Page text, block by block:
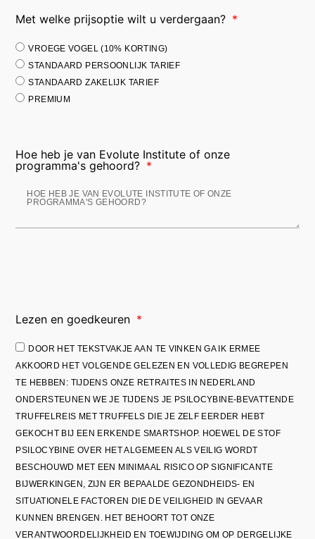
Met welke prijsoptie wilt u verdergaan?
VROEGE VOGEL (10% KORTING)
STANDAARD PERSOONLIJK TARIEF
STANDAARD ZAKELIJK TARIEF
PREMIUM
Hoe heb je van Evolute Institute of onze
programma's gehoord?
Lezen en goedkeuren
DOOR HET TEKSTVAKJE AAN TE VINKEN GA IK ERMEE
AKKOORD HET VOLGENDE GELEZEN EN VOLLEDIG BEGREPEN
TE HEBBEN: TIJDENS ONZE RETRAITES IN NEDERLAND
ONDERSTEUNEN WE JE TIJDENS JE PSILOCYBINE-BEVATTENDE
TRUFFELREIS MET TRUFFELS DIE JE ZELF EERDER HEBT
GEKOCHT BIJ EEN ERKENDE SMARTSHOP. HOEWEL DE STOF
PSILOCYBINE OVER HET ALGEMEEN ALS VEILIG WORDT
BESCHOUWD MET EEN MINIMAAL RISICO OP SIGNIFICANTE
BIJWERKINGEN, ZIJN ER BEPAALDE GEZONDHEIDS- EN
SITUATIONELE FACTOREN DIE DE VEILIGHEID IN GEVAAR
KUNNEN BRENGEN. HET BEHOORT TOT ONZE
VERANTWOORDELIJKHEID EN TOEWIJDING OM OP DERGELIJKE